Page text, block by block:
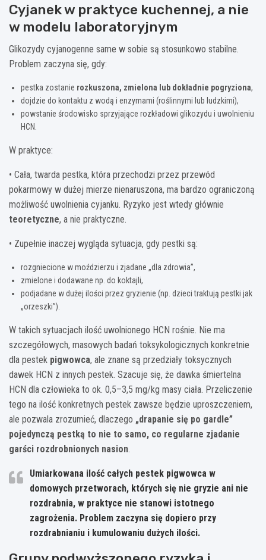
Cyjanek w praktyce kuchennej, a nie
w modelu laboratoryjnym
Glikozydy cyjanogenne same w sobie są stosunkowo stabilne.
Problem zaczyna się, gdy:
pestka zostanie rozkuszona, zmielona lub dokładnie pogryziona,
dojdzie do kontaktu z wodą i enzymami (roślinnymi lub ludzkimi),
powstanie środowisko sprzyjające rozkładowi glikozydu i uwolnieniu
HCN.
W praktyce:
• Cała, twarda pestka, która przechodzi przez przewód
pokarmowy w dużej mierze nienaruszona, ma bardzo ograniczoną
możliwość uwolnienia cyjanku. Ryzyko jest wtedy głównie
teoretyczne, a nie praktyczne.
• Zupełnie inaczej wygląda sytuacja, gdy pestki są:
rozgniecione w moździerzu i zjadane „dla zdrowia”,
zmielone i dodawane np. do koktajli,
podjadane w dużej ilości przez gryzienie (np. dzieci traktują pestki jak
„orzeszki”).
W takich sytuacjach ilość uwolnionego HCN rośnie. Nie ma
szczegółowych, masowych badań toksykologicznych konkretnie
dla pestek pigwowca, ale znane są przedziały toksycznych
dawek HCN z innych pestek. Szacuje się, że dawka śmiertelna
HCN dla człowieka to ok. 0,5–3,5 mg/kg masy ciała. Przeliczenie
tego na ilość konkretnych pestek zawsze będzie uproszczeniem,
ale pozwala zrozumieć, dlaczego „drapanie się po gardle”
pojedynczą pestką to nie to samo, co regularne zjadanie
garści rozdrobnionych nasion.
Umiarkowana ilość całych pestek pigwowca w
domowych przetworach, których się nie gryzie ani nie
rozdrabnia, w praktyce nie stanowi istotnego
zagrożenia. Problem zaczyna się dopiero przy
rozdrabnianiu i kumulowaniu dużych ilości.